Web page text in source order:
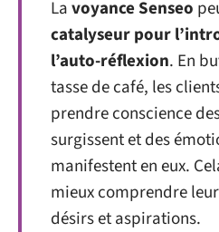
Lavoyance Senseo
catalyseur pour
l’auto-réflexion. En
tasse de café, les
prendre conscience
surgissent et des
manifestent en eux.
mieux comprendre
désirs et aspirations.